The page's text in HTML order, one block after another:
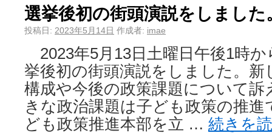
選挙後初の街頭演説をしました
投稿日: 2023年5月14日 作成者: imae
2023年5月13日土曜日午後1時か
挙後初の街頭演説をしました。
構成や今後の政策課題について
きな政治課題は子ども政策の推
ども政策推進本部を立 … 続きを